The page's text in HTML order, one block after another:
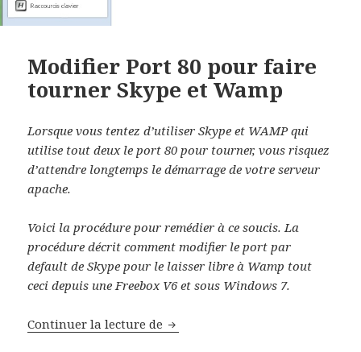
Modifier Port 80 pour faire
tourner Skype et Wamp
Lorsque vous tentez d’utiliser Skype et WAMP qui
utilise tout deux le port 80 pour tourner, vous risquez
d’attendre longtemps le démarrage de votre serveur
apache.
Voici la procédure pour remédier à ce soucis. La
procédure décrit comment modifier le port par
default de Skype pour le laisser libre à Wamp tout
ceci depuis une Freebox V6 et sous Windows 7.
Continuer la lecture de Modifier Port 80 pour faire